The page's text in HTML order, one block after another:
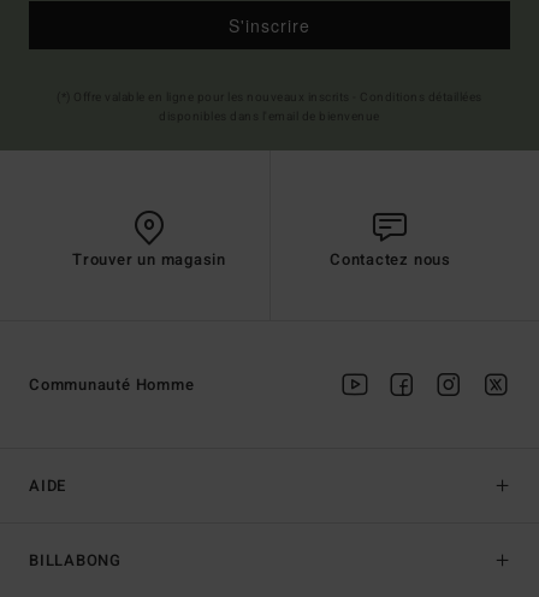
S'inscrire
Trouver un magasin Contactez nous
AIDE
BILLABONG
Communauté Homme